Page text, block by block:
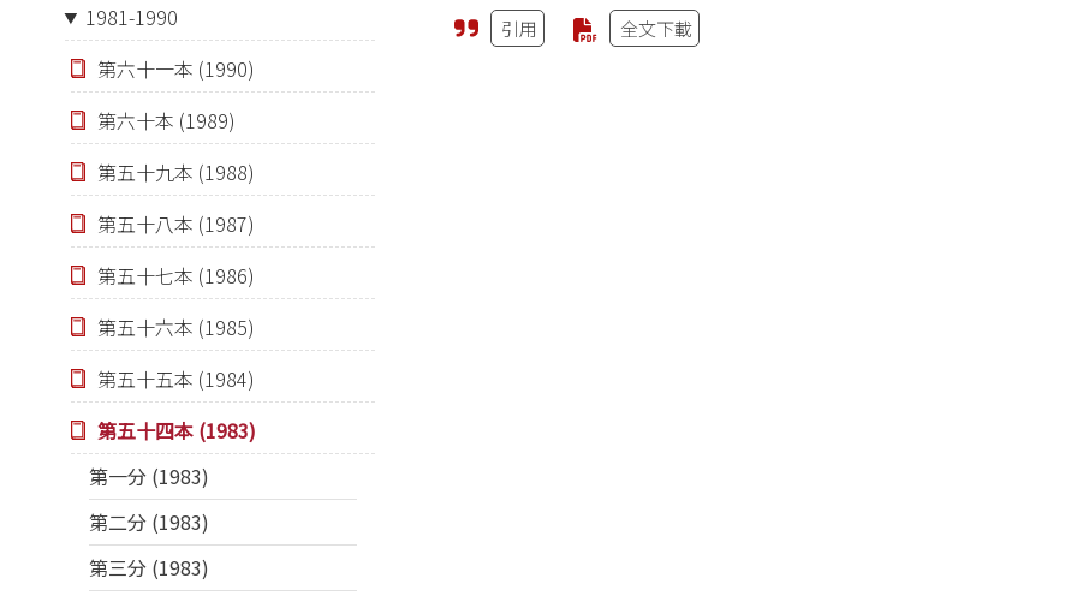
1981-1990
第六十一本 (1990)
第六十本 (1989)
第五十九本 (1988)
第五十八本 (1987)
第五十七本 (1986)
第五十六本 (1985)
第五十五本 (1984)
第五十四本 (1983)
第一分 (1983)
第二分 (1983)
第三分 (1983)
引用 全文下載